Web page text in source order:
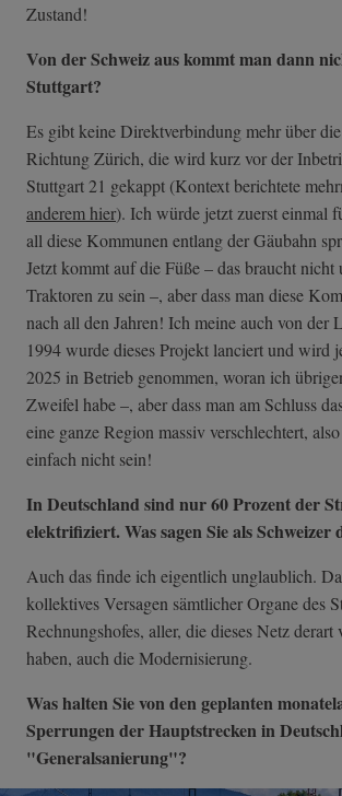
Zustand!
Von der Schweiz aus kommt man dann
Stuttgart?
Es gibt keine Direktverbindung mehr über
Richtung Zürich, die wird kurz vor der
Stuttgart 21 gekappt (Kontext berichtete
anderem hier). Ich würde jetzt zuerst einmal
all diese Kommunen entlang der Gäubahn
Jetzt kommt auf die Füße – das braucht
Traktoren zu sein –, aber dass man diese
nach all den Jahren! Ich meine auch von der
1994 wurde dieses Projekt lanciert und wird
2025 in Betrieb genommen, woran ich
Zweifel habe –, aber dass man am Schluss
eine ganze Region massiv verschlechtert,
einfach nicht sein!
In Deutschland sind nur 60 Prozent der
elektrifiziert. Was sagen Sie als Schweizer
Auch das finde ich eigentlich unglaublich.
kollektives Versagen sämtlicher Organe des
Rechnungshofes, aller, die dieses Netz derart
haben, auch die Modernisierung.
Was halten Sie von den geplanten
Sperrungen der Hauptstrecken in
"Generalsanierung"?